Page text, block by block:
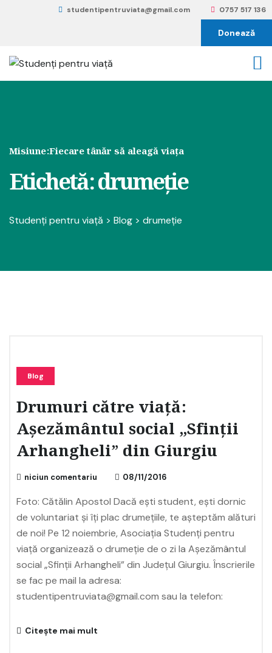
studentipentruviata@gmail.com 0757 517 136
Donează
Misiune:Fiecare tânăr să aleagă viața
Etichetă:drumeție
Studenți pentru viață > Blog > drumeție
Blog
Drumuri către viață:
Așezământul social „Sfinții
Arhangheli” din Giurgiu
niciun comentariu 08/11/2016
Foto: Cătălin Apostol Dacă ești student, ești dornic
de voluntariat și îți plac drumețiile, te așteptăm alături
de noi! Pe 12 noiembrie, Asociația Studenți pentru
viață organizează o drumeție de o zi la Așezământul
social „Sfinții Arhangheli” din Județul Giurgiu. Înscrierile
se fac pe mail la adresa:
studentipentruviata@gmail.com sau la telefon:
Citește mai mult